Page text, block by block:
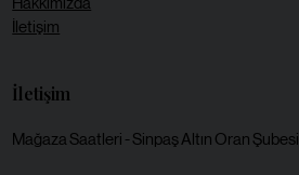
İletişim
İletişim
Mağaza Saatleri - Sinpaş Altın Oran Şubesi